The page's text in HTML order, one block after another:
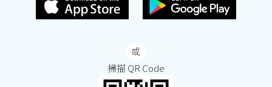
掃描 QR Code